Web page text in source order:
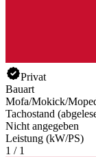
Privat
Bauart
Mofa/Mokick/
Tachostand
Nicht angegeben
Leistung (kW/PS)
1 / 1